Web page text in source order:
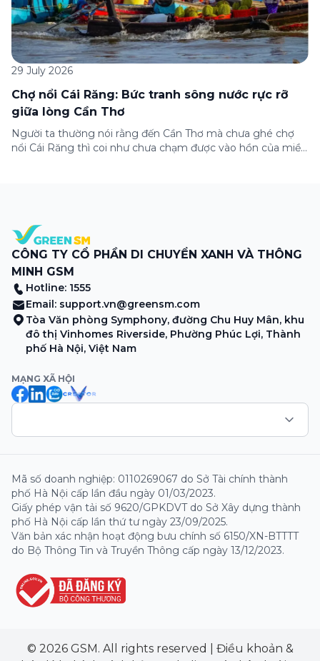
29 July 2026
Chợ nổi Cái Răng: Bức tranh sông nước rực rỡ
giữa lòng Cần Thơ
Người ta thường nói rằng đến Cần Thơ mà chưa ghé chợ
nổi Cái Răng thì coi như chưa chạm được vào hồn của miền
CÔNG TY CỔ PHẦN DI CHUYỂN XANH VÀ THÔNG
MINH GSM
Hotline: 1555
Email: support.vn@greensm.com
Tòa Văn phòng Symphony, đường Chu Huy Mân, khu
đô thị Vinhomes Riverside, Phường Phúc Lợi, Thành
phố Hà Nội, Việt Nam
MẠNG XÃ HỘI
Mã số doanh nghiệp: 0110269067 do Sở Tài chính thành
phố Hà Nội cấp lần đầu ngày 01/03/2023.
Giấy phép vận tải số 9620/GPKDVT do Sở Xây dựng thành
phố Hà Nội cấp lần thứ tư ngày 23/09/2025.
Văn bản xác nhận hoạt động bưu chính số 6150/XN-BTTTT
do Bộ Thông Tin và Truyền Thông cấp ngày 13/12/2023.
© 2026 GSM. All rights reserved
Điều khoản &